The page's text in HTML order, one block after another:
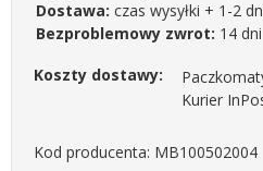
Dostawa: czas wysyłki + 1-2
Bezproblemowy zwrot: 14 dni
Koszty dostawy:
Kurier
Kod producenta: MB100502004